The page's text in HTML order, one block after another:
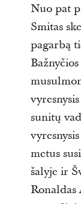
Nuo pat
Smitas
pagarbą
sunitų
metus
šalyje ir
Ronaldas